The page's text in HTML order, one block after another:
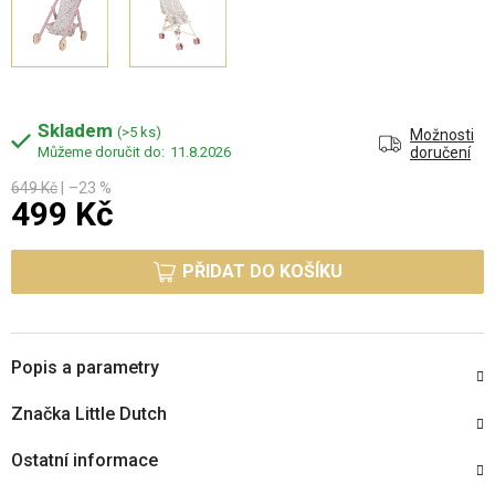
Skladem (>5 ks)
11.8.2026
Možnosti
doručení
649 Kč
–23 %
499 Kč
PŘIDAT DO KOŠÍKU
Popis a parametry
Značka Little Dutch
Ostatní informace